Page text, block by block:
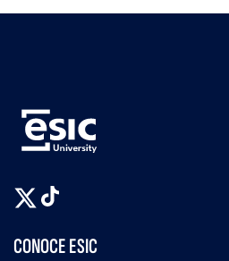
CONOCE ESIC